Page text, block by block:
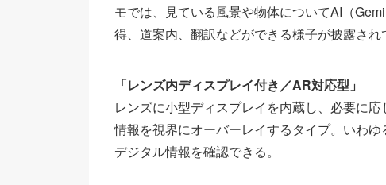
モでは、見ている風景や物体についてAI（
得、道案内、翻訳などができる様子が披露され
「レンズ内ディスプレイ付き／AR対応型」
レンズに小型ディスプレイを内蔵し、必要に
情報を視界にオーバーレイするタイプ。いわ
デジタル情報を確認できる。